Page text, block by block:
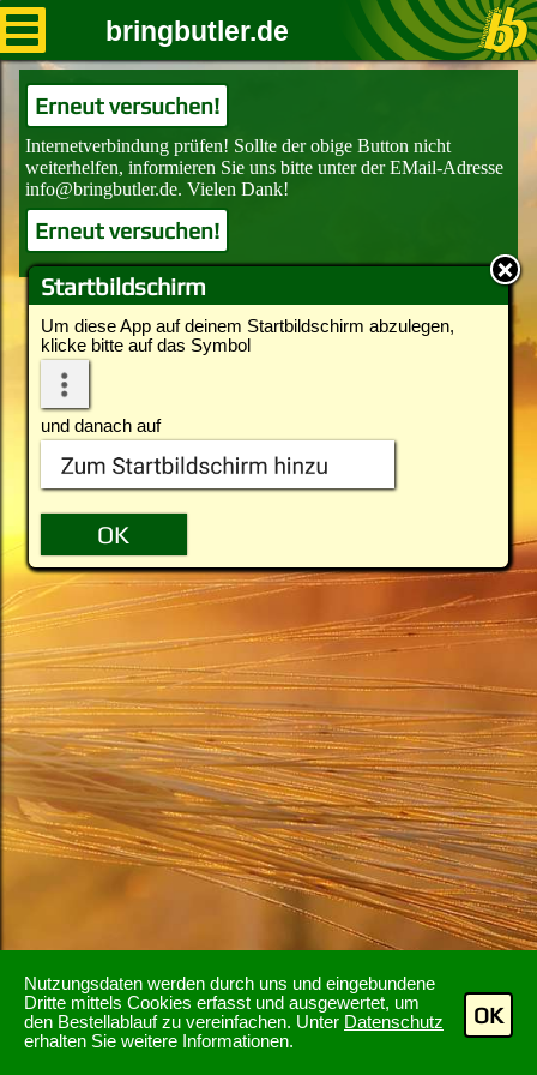
Nutzungsdaten werden durch uns und eingebundene
Dritte mittels Cookies erfasst und ausgewertet, um
den Bestellablauf zu vereinfachen. Unter Datenschutz
erhalten Sie weitere Informationen.
OK
Startbildschirm
Um diese App auf deinem Startbildschirm abzulegen,
klicke bitte auf das Symbol
und danach auf
bringbutler.de
Erneut versuchen!
Erneut versuchen!